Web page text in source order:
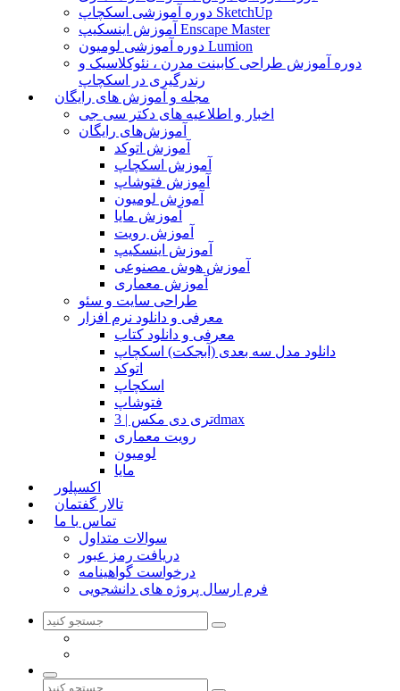
دوره آموزشی اسکچاپ SketchUp
آموزش اینسکیپ Enscape Master
دوره آموزشی لومیون Lumion
دوره آموزش طراحی کابینت مدرن ، نئوکلاسیک و
رندرگیری در اسکچاپ
مجله و آموزش های رایگان
اخبار و اطلاعیه های دکتر سی جی
آموزش‌های رایگان
آموزش اتوکد
آموزش اسکچاپ
آموزش فتوشاپ
آموزش لومیون
آموزش مایا
آموزش رویت
آموزش اینسکیپ
آموزش هوش مصنوعی
آموزش معماری
طراحی سایت و سئو
معرفی و دانلود نرم افزار
معرفی و دانلود کتاب
دانلود مدل سه بعدی (آبجکت) اسکچاپ
اتوکد
اسکچاپ
فتوشاپ
تری دی مکس | 3dmax
رویت معماری
لومیون
مایا
اکسپلور
تالار گفتمان
تماس با ما
سوالات متداول
دریافت رمز عبور
درخواست گواهینامه
فرم ارسال پروژه های دانشجویی